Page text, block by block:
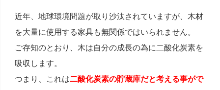
近年、地球環境問題が取り沙汰されていますが、木材
を大量に使用する家具も無関係ではいられません。
ご存知のとおり、木は自分の成長の為に二酸化炭素を
吸収します。
つまり、これは二酸化炭素の貯蔵庫だと考える事がで